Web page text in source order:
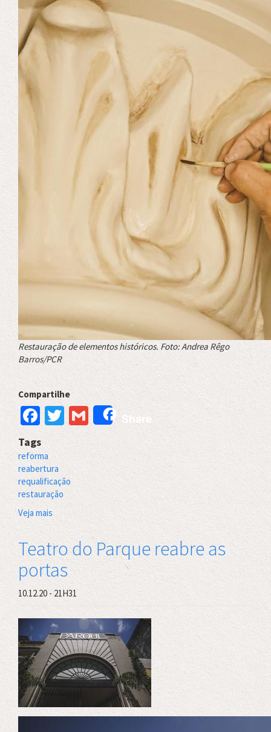
Restauração de elementos históricos. Foto: Andrea Rêgo
Barros/PCR
Compartilhe
Facebook
TwitterGmailShare
Tags
reforma
reabertura
requalificação
restauração
Veja mais sobre
requalificação
Teatro
do
Parque
Teatro do Parque reabre as
portas
10.12.20 - 21H31